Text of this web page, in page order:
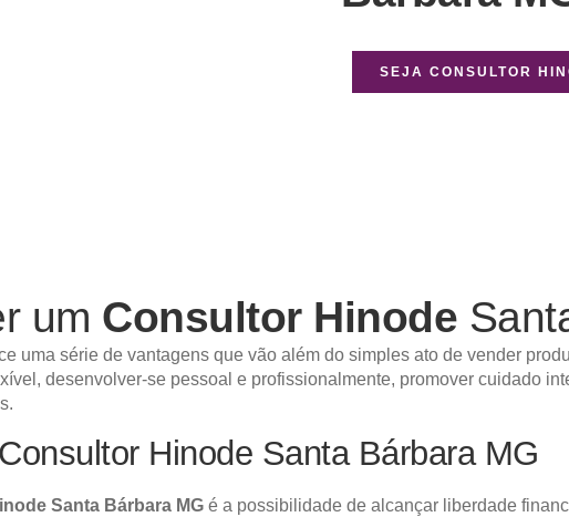
SEJA CONSULTOR
um Consultor Hinode
uma série de vantagens que vão além do simples ato de vender
desenvolver-se pessoal e profissionalmente, promover cuidado
Hinode Santa Bárbara MG
Santa Bárbara MG é a possibilidade de alcançar liberdade